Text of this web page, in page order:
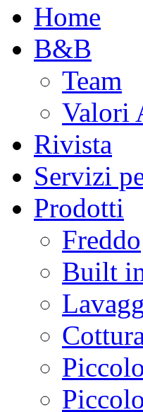
Home
B&B
Team
Valori
Rivista
Servizi
Prodotti
Freddo
Built